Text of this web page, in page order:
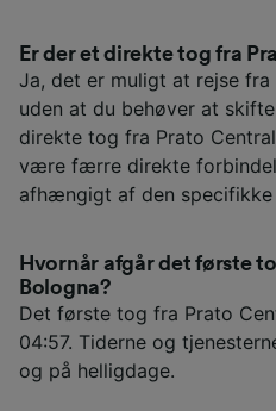
Er der et direkte tog fra
Ja, det er muligt at rejse
uden at du behøver at
direkte tog fra Prato
være færre direkte
afhængigt af den specifikke
Hvornår afgår det første
Bologna?
Det første tog fra Prato
04:57. Tiderne og
og på helligdage.